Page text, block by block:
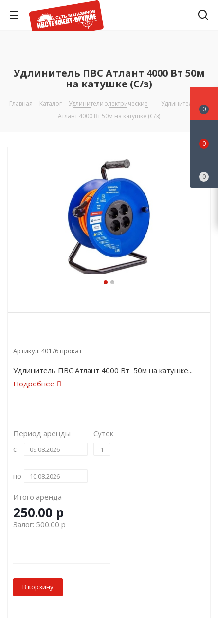
Удлинитель ПВС Атлант 4000 Вт 50м
на катушке (С/з)
Главная - Каталог - Удлинители электрические - Удлинитель ПВС
Атлант 4000 Вт 50м на катушке (С/з)
Артикул: 40176 прокат
Удлинитель ПВС Атлант 4000 Вт 50м на катушке...
Подробнее
Период аренды
с
по
Суток
Итого аренда
250.00 р
Залог: 500.00 р
В корзину
0
0
0